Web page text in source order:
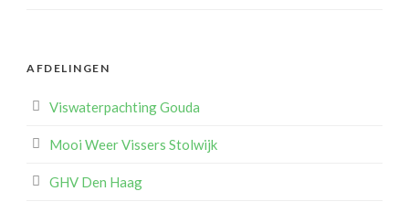
AFDELINGEN
Viswaterpachting Gouda
Mooi Weer Vissers Stolwijk
GHV Den Haag